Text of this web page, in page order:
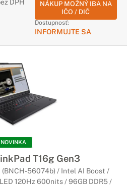
DPH
NÁKUP MOŽNÝ IBA NA
IČO / DIČ
Dostupnosť:
INFORMUJTE SA
NOVINKA
T16g Gen3
56074b) / Intel AI Boost /
120Hz 600nits / 96GB DDR5 /